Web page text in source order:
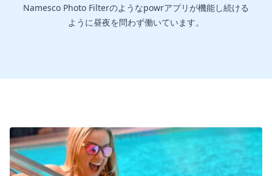
Namesco Photo Filterのようなpowrアプリが機能し続ける
ように昼夜を問わず働いています。